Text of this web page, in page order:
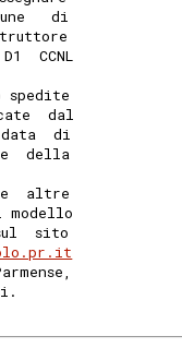
di
CCNL
spedite
dal
di
della
altre
sito